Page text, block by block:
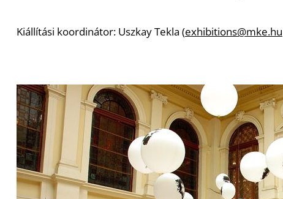
Kiállítási koordinátor: Uszkay Tekla (exhibitions@mke.hu